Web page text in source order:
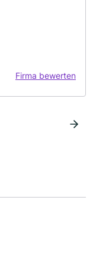
Firma bewerten